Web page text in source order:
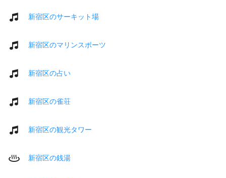
新宿区のサーキット場
新宿区のマリンスポーツ
新宿区の占い
新宿区の雀荘
新宿区の観光タワー
新宿区の銭湯